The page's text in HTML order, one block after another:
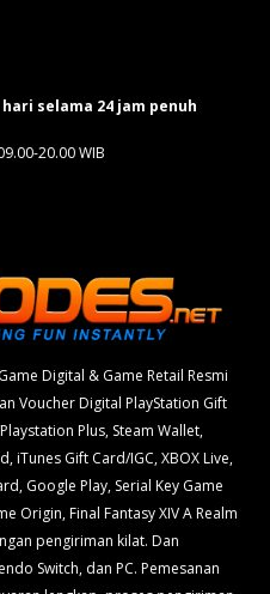
selama 24 jam penuh
20.00 WIB
Digital & Game Retail Resmi
Voucher Digital PlayStation Gift
Plus, Steam Wallet,
iTunes Gift Card/IGC, XBOX Live,
Google Play, Serial Key Game
Origin, Final Fantasy XIV A Realm
pengiriman kilat. Dan
Switch, dan PC. Pemesanan